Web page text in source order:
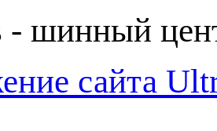
- шинный
сайта